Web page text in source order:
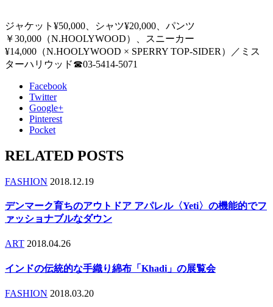
ジャケット¥50,000、シャツ¥20,000、パンツ
￥30,000（N.HOOLYWOOD）、スニーカー
¥14,000（N.HOOLYWOOD × SPERRY TOP-SIDER）／ミス
ターハリウッド☎︎03-5414-5071
Facebook
Twitter
Google+
Pinterest
Pocket
RELATED POSTS
FASHION 2018.12.19
デンマーク育ちのアウトドア アパレル〈Yeti〉の機能的でフ
ァッショナブルなダウン
ART 2018.04.26
インドの伝統的な手織り綿布「Khadi」の展覧会
FASHION 2018.03.20